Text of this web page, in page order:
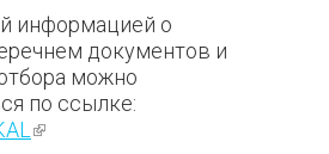
информацией о
документов и
можно
по ссылке:
(внешняя ссылка)